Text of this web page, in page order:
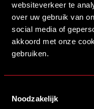
websiteverkeer te
over uw gebruik van
social media of
akkoord met onze
gebruiken.
Noodzakelijk
AFSCHEID
LEES MEER